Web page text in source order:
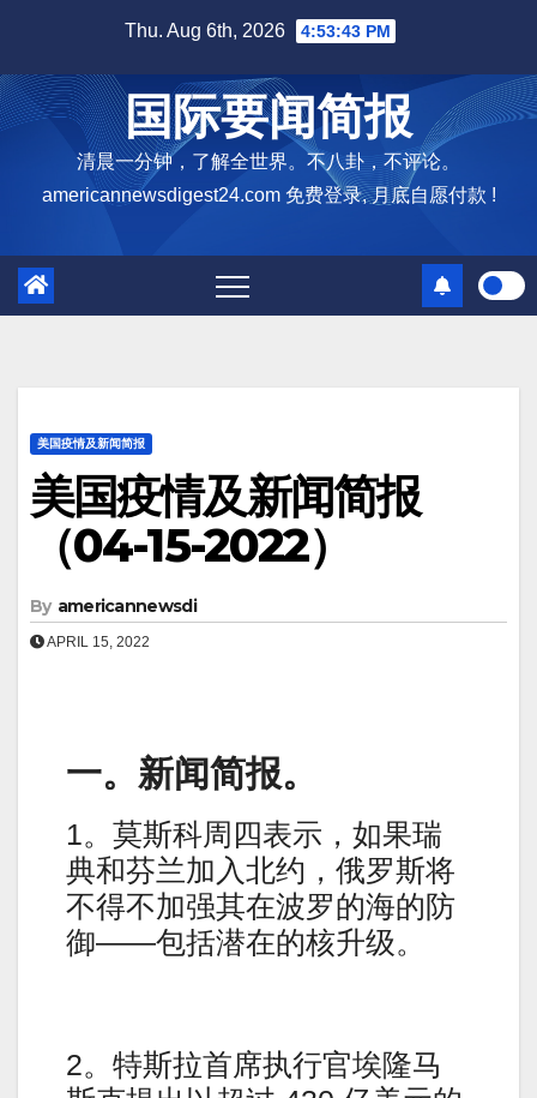
content
Thu. Aug 6th, 2026 4:53:44 PM
国际要闻简报
清晨一分钟，了解全世界。不八卦，不评论。
americannewsdigest24.com 免费登录, 月底自愿付款 !
美国疫情及新闻简报
美国疫情及新闻简报
（04-15-2022）
By americannewsdi
APRIL 15, 2022
一。新闻简报。
1。莫斯科周四表示，如果瑞
典和芬兰加入北约，俄罗斯将
不得不加强其在波罗的海的防
御——包括潜在的核升级。
2。特斯拉首席执行官埃隆马